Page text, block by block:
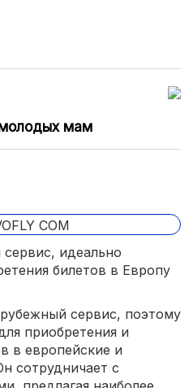
мам
идеально
билетов в Европу
сервис, поэтому
приобретения и
в европейские и
сотрудничает с